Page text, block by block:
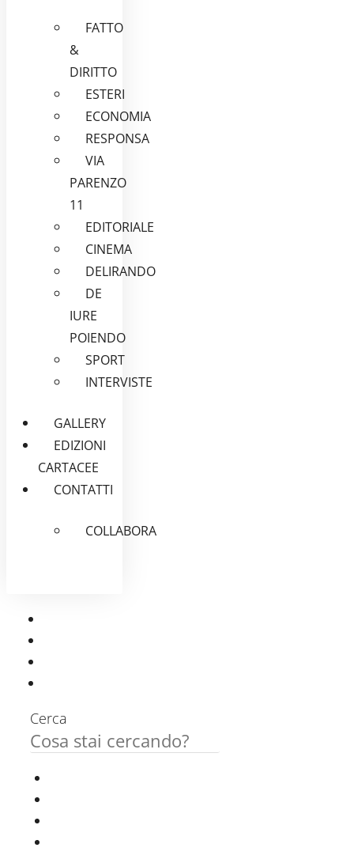
FATTO
&
DIRITTO
ESTERI
ECONOMIA
RESPONSA
VIA
PARENZO
11
EDITORIALE
CINEMA
DELIRANDO
DE
IURE
POIENDO
SPORT
INTERVISTE
GALLERY
EDIZIONI
CARTACEE
CONTATTI
COLLABORA
Cerca